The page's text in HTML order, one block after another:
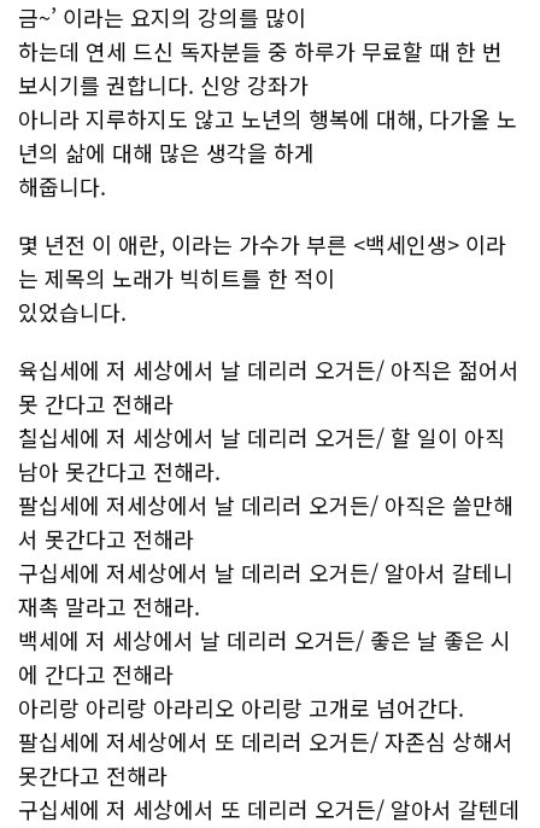
금~’ 이라는 요지의 강의를 많이
하는데 연세 드신 독자분들 중 하루가 무료할 때 한 번
보시기를 권합니다. 신앙 강좌가
아니라 지루하지도 않고 노년의 행복에 대해, 다가올 노
년의 삶에 대해 많은 생각을 하게
해줍니다.
몇 년전 이 애란, 이라는 가수가 부른 <백세인생> 이라
는 제목의 노래가 빅히트를 한 적이
있었습니다.
육십세에 저 세상에서 날 데리러 오거든/ 아직은 젊어서
못 간다고 전해라
칠십세에 저 세상에서 날 데리러 오거든/ 할 일이 아직
남아 못간다고 전해라.
팔십세에 저세상에서 날 데리러 오거든/ 아직은 쓸만해
서 못간다고 전해라
구십세에 저세상에서 날 데리러 오거든/ 알아서 갈테니
재촉 말라고 전해라.
백세에 저 세상에서 날 데리러 오거든/ 좋은 날 좋은 시
에 간다고 전해라
아리랑 아리랑 아라리오 아리랑 고개로 넘어간다.
팔십세에 저세상에서 또 데리러 오거든/ 자존심 상해서
못간다고 전해라
구십세에 저 세상에서 또 데리러 오거든/ 알아서 갈텐데